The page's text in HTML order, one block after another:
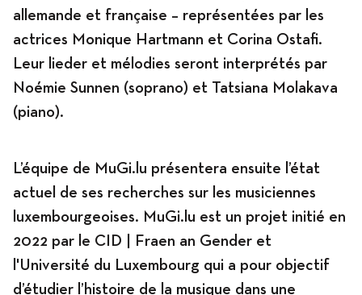
allemande et française – représentées par les
actrices Monique Hartmann et Corina Ostafi.
Leur lieder et mélodies seront interprétés par
Noémie Sunnen (soprano) et Tatsiana Molakava
(piano).
L’équipe de MuGi.lu présentera ensuite l’état
actuel de ses recherches sur les musiciennes
luxembourgeoises. MuGi.lu est un projet initié en
2022 par le CID | Fraen an Gender et
l'Université du Luxembourg qui a pour objectif
d’étudier l’histoire de la musique dans une